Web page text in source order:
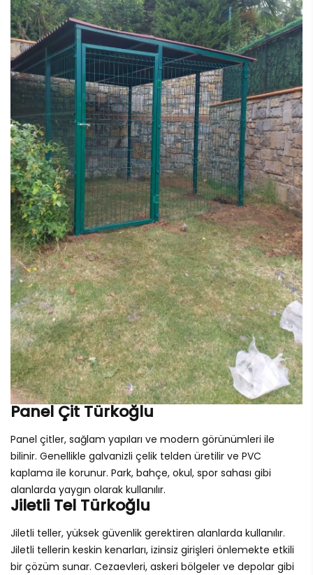
Panel Çit Türkoğlu
Panel çitler, sağlam yapıları ve modern görünümleri ile
bilinir. Genellikle galvanizli çelik telden üretilir ve PVC
kaplama ile korunur. Park, bahçe, okul, spor sahası gibi
alanlarda yaygın olarak kullanılır.
Jiletli Tel Türkoğlu
Jiletli teller, yüksek güvenlik gerektiren alanlarda kullanılır.
Jiletli tellerin keskin kenarları, izinsiz girişleri önlemekte etkili
bir çözüm sunar. Cezaevleri, askeri bölgeler ve depolar gibi